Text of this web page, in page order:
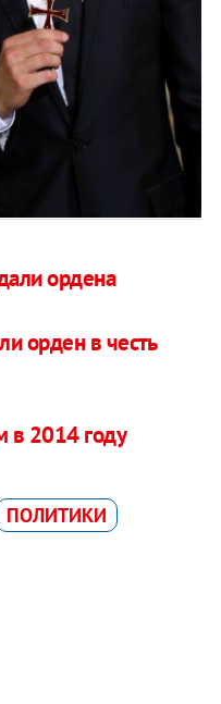
ордена
орден в честь
в 2014 году
ПОЛИТИКИ